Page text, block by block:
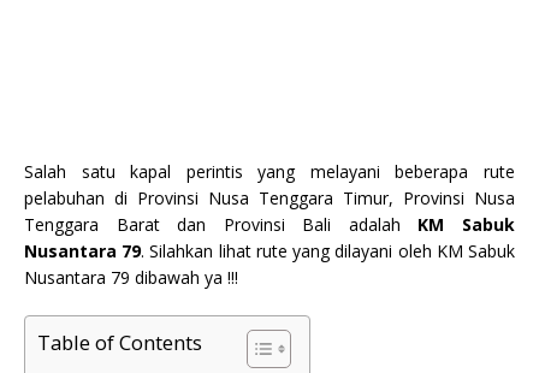
Salah satu kapal perintis yang melayani beberapa rute
pelabuhan di Provinsi Nusa Tenggara Timur, Provinsi Nusa
Tenggara Barat dan Provinsi Bali adalah KM Sabuk
Nusantara 79. Silahkan lihat rute yang dilayani oleh KM Sabuk
Nusantara 79 dibawah ya !!!
Table of Contents